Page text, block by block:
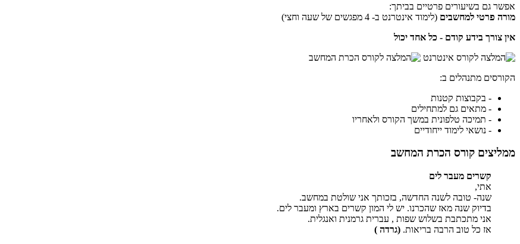
אפשר גם בשיעורים פרטיים בביתך:
מורה פרטי למחשבים (לימוד אינטרנט ב- 4 מפגשים של שעה וחצי)
אין צורך בידע קודם - כל אחד יכול
הקורסים מתנהלים ב:
- בקבוצות קטנות
- מתאים גם למתחילים
- תמיכה טלפונית במשך הקורס ולאחריו
- נושאי לימוד ייחודיים
ממליצים קורס הכרת המחשב
קשרים מעבר לים
אתי,
שנה- טובה לשנה החדשה, בזכותך אני שולטת במחשב.
בדיוק שנה מאז שהכרנו. יש לי המון קשרים בארץ ומעבר לים.
אני מתכתבת בשלוש שפות , עברית גרמנית ואנגלית.
אז כל טוב הרבה בריאות. (גרדה )